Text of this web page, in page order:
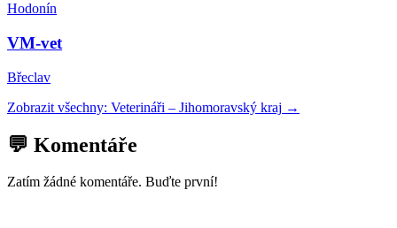
Hodonín
VM-vet
Břeclav
Zobrazit všechny: Veterináři – Jihomoravský kraj →
💬 Komentáře
Zatím žádné komentáře. Buďte první!